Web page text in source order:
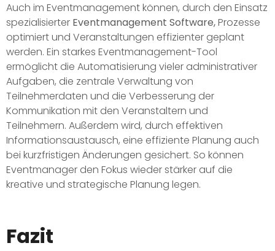
Auch im Eventmanagement können, durch den Einsatz
spezialisierter Eventmanagement Software,Prozesse
optimiert und Veranstaltungen effizienter geplant
werden. Ein starkes Eventmanagement-Tool
ermöglicht die Automatisierung vieler administrativer
Aufgaben, die zentrale Verwaltung von
Teilnehmerdaten und die Verbesserung der
Kommunikation mit den Veranstaltern und
Teilnehmern. Außerdem wird, durch effektiven
Informationsaustausch, eine effiziente Planung auch
bei kurzfristigen Änderungen gesichert. So können
Eventmanager den Fokus wieder stärker auf die
kreative und strategische Planung legen.
Fazit